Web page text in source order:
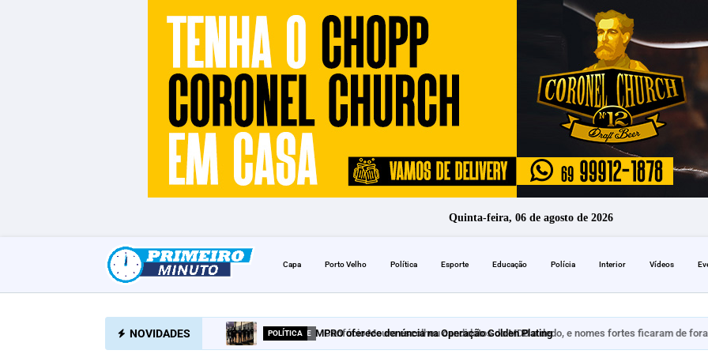
Quinta-feira, 06 de agosto de 2026
Capa Porto Velho Política Esporte Educação Polícia Interior Vídeos
NOVIDADES POLÍTICA MPRO oferece denúncia na Operação Golden Plating